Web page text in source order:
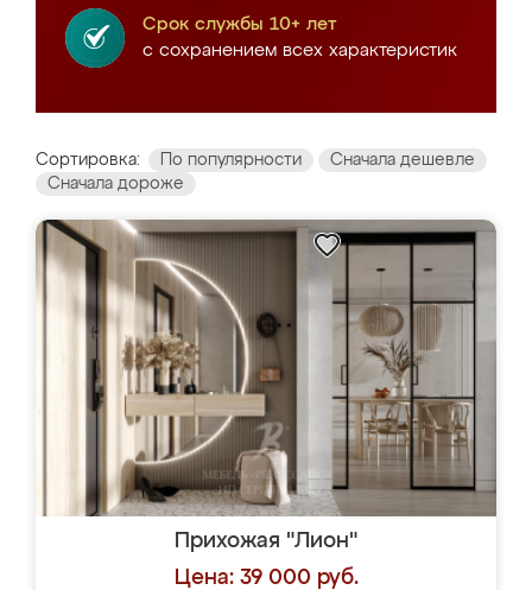
Срок службы 10+ лет
с сохранением всех характеристик
Сортировка: По популярности
Сначала дешевле
Сначала дороже
Прихожая "Лион"
Цена: 39 000 руб.